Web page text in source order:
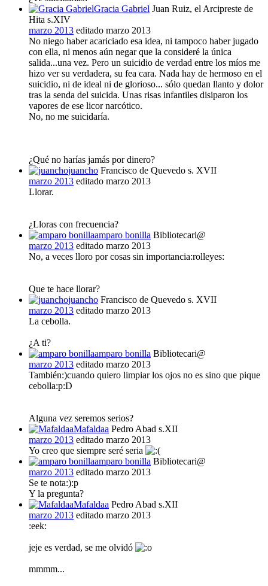
Gracia Gabriel Juan Ruiz, el Arcipreste de
Hita s.XIV
marzo 2013 editado marzo 2013
No niego haber acariciado esa idea, ni tampoco haber jugado
con ella, ni menos aún negar que la consideré la única
salida...una vez. Pero un suicidio de verdad entre los míos me
hizo ver su verdadera, su fea cara. Nada hay de hermoso en el
suicidio, ni de ideal ni de glorioso... sólo quedan llanto y dolor
tras la senda del suicida. Unas risas infantiles disiparon los
vapores de ese licor narcótico.
No, no me suicidaría.
¿Qué no harías jamás por dinero?
juancho Francisco de Quevedo s. XVII
marzo 2013 editado marzo 2013
Llorar.
¿Lloras con frecuencia?
amparo bonilla Bibliotecari@
marzo 2013 editado marzo 2013
No, a veces lloro por cosas sin importancia:rolleyes:
Que te hace llorar?
juancho Francisco de Quevedo s. XVII
marzo 2013 editado marzo 2013
La cebolla.
¿A ti?
amparo bonilla Bibliotecari@
marzo 2013 editado marzo 2013
También:)cuando quiero limpiar los ojos no es sino que pique
cebolla:p:D
Alguna vez seremos serios?
Mafaldaa Pedro Abad s.XII
marzo 2013 editado marzo 2013
Yo creo que siempre seré seria
amparo bonilla Bibliotecari@
marzo 2013 editado marzo 2013
Se te nota:):p
Y la pregunta?
Mafaldaa Pedro Abad s.XII
marzo 2013 editado marzo 2013
:eek:
jeje es verdad, se me olvidó
mmmm...